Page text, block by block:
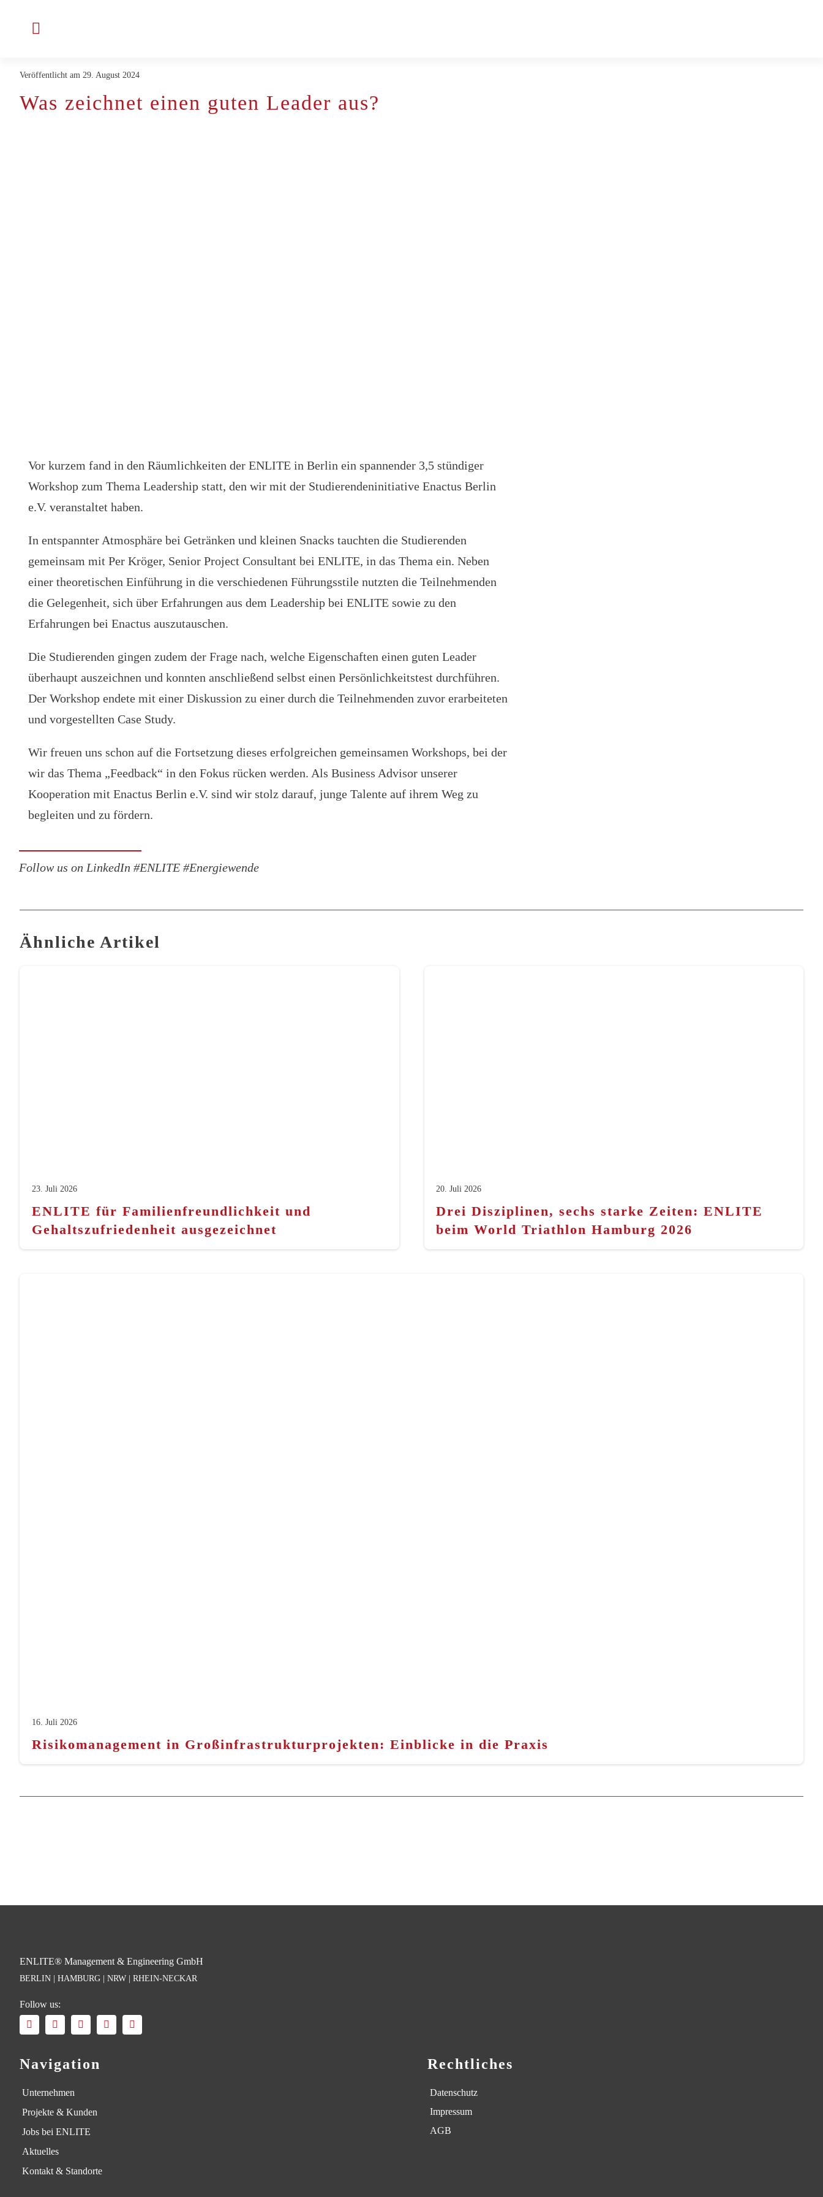
Toggle
Unternehmen
Veröffentlicht am 29. August 2024
Was zeichnet einen guten Leader aus?
Vor kurzem fand in den Räumlichkeiten der ENLITE in Berlin ein spannender 3,5 stündiger
Workshop zum Thema Leadership statt, den wir mit der Studierendeninitiative Enactus Berlin
e.V. veranstaltet haben.
In entspannter Atmosphäre bei Getränken und kleinen Snacks tauchten die Studierenden
gemeinsam mit Per Kröger, Senior Project Consultant bei ENLITE, in das Thema ein. Neben
einer theoretischen Einführung in die verschiedenen Führungsstile nutzten die Teilnehmenden
die Gelegenheit, sich über Erfahrungen aus dem Leadership bei ENLITE sowie zu den
Erfahrungen bei Enactus auszutauschen.
Die Studierenden gingen zudem der Frage nach, welche Eigenschaften einen guten Leader
überhaupt auszeichnen und konnten anschließend selbst einen Persönlichkeitstest durchführen.
Der Workshop endete mit einer Diskussion zu einer durch die Teilnehmenden zuvor erarbeiteten
und vorgestellten Case Study.
Wir freuen uns schon auf die Fortsetzung dieses erfolgreichen gemeinsamen Workshops, bei der
wir das Thema „Feedback“ in den Fokus rücken werden. Als Business Advisor unserer
Kooperation mit Enactus Berlin e.V. sind wir stolz darauf, junge Talente auf ihrem Weg zu
begleiten und zu fördern.
Follow us on LinkedIn #ENLITE #Energiewende
Ähnliche Artikel
23. Juli 2026
ENLITE für Familienfreundlichkeit und
Gehaltszufriedenheit ausgezeichnet
20. Juli 2026
Drei Disziplinen, sechs starke Zeiten: ENLITE
beim World Triathlon Hamburg 2026
16. Juli 2026
Risikomanagement in Großinfrastrukturprojekten: Einblicke in die Praxis
ENLITE® Management & Engineering GmbH
BERLIN | HAMBURG | NRW | RHEIN-NECKAR
Follow us:
Navigation
Unternehmen
Projekte & Kunden
Jobs bei ENLITE
Aktuelles
Kontakt & Standorte
Rechtliches
Datenschutz
Impressum
AGB